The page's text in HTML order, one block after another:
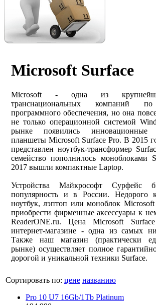
Microsoft Surface
Microsoft - одна из
транснациональных компаний по
программного обеспечения, но она
не только операционной системой
рынке появились
планшеты Microsoft Surface Pro. В 2015
представлен ноутбук-трансформер
семейство пополнилось моноблоками
2017 вышли компактные Laptop.
Устройства Майкрософт Сурфейс
популярность и в России. Недорого
ноутбук, лэптоп или моноблок
приобрести фирменные аксессуары к
ReaderONE.ru. Цена Microsoft
интернет-магазине - одна из самых
Также наш магазин (практически
рынке) осуществляет полное
дорогой и уникальной техники Surface.
Сортировать по: цене названию
Pro 10 U7 16Gb/1Tb Platinum